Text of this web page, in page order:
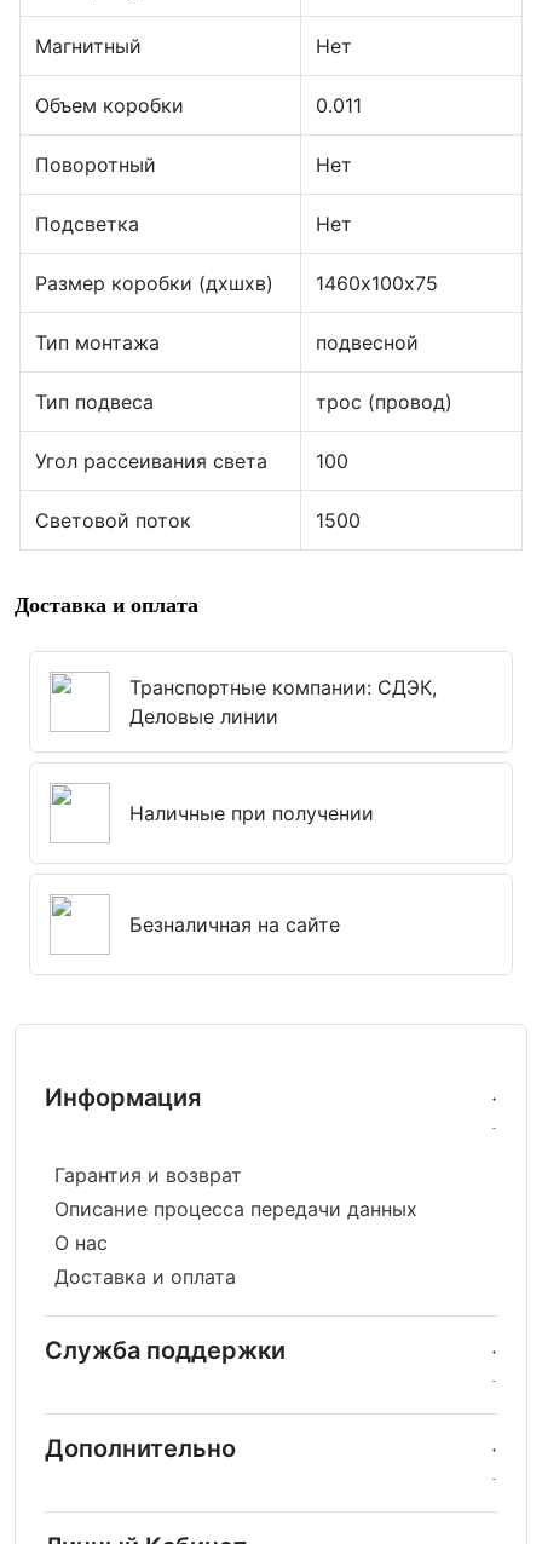
Магнитный Нет
Объем коробки 0.011
Поворотный Нет
Подсветка Нет
Размер коробки (дхшхв) 1460х100х75
Тип монтажа подвесной
Тип подвеса трос (провод)
Угол рассеивания света 100
Световой поток 1500
Доставка и оплата
Транспортные компании: СДЭК,
Деловые линии
Наличные при получении
Безналичная на сайте
Информация
Гарантия и возврат
Описание процесса передачи данных
О нас
Доставка и оплата
Служба поддержки
Дополнительно